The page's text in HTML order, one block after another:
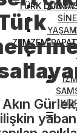
SANAT
YAŞAM
TÜRK
ZEMZEM